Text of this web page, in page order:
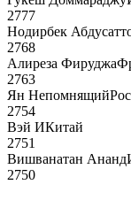
2777
Нодирбек
2768
Алиреза Фируджа
2763
Ян Непомнящий
2754
Вэй ИКитай
2751
Вишванатан Ананд
2750